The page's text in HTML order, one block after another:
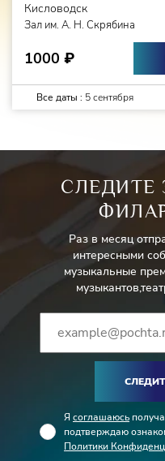
Кисловодск
Зал им. А. Н. Скрябина
1000 ₽
Все даты : 5 сентября
СЛЕДИТЕ
Раз в месяц
интересными
музыкальные
Я соглашаюсь
подтверждаю
Политики